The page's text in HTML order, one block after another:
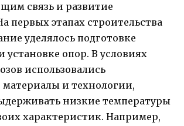
связь и развитие
первых этапах строительства
уделялось подготовке
установке опор. В условиях
использовались
материалы и технологии,
низкие температуры
характеристик. Например,